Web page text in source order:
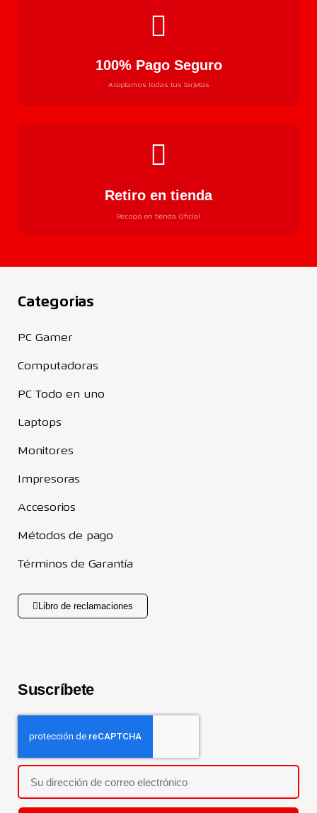
100% Pago Seguro
Aceptamos todas tus tarjetas
Retiro en tienda
Recogo en tienda Oficial
Categorias
PC Gamer
Computadoras
PC Todo en uno
Laptops
Monitores
Impresoras
Accesorios
Métodos de pago
Términos de Garantía
Libro de reclamaciones
Suscríbete